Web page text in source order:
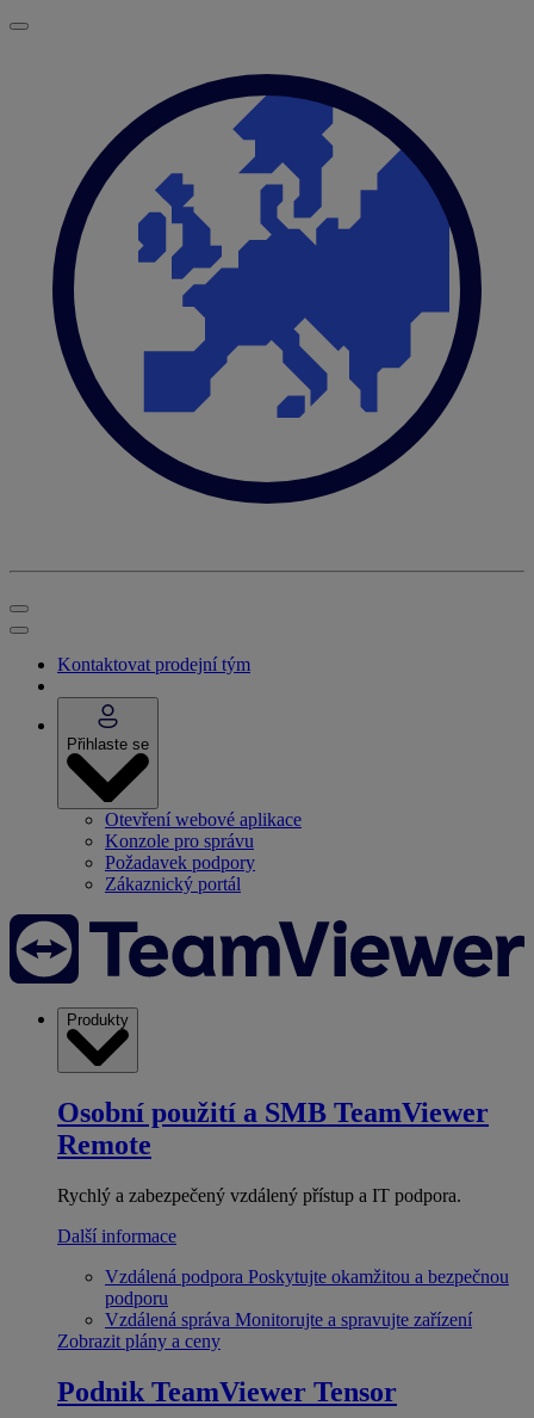
Kontaktovat prodejní tým
Přihlaste se
Otevření webové aplikace
Konzole pro správu
Požadavek podpory
Zákaznický portál
Produkty
Osobní použití a SMB TeamViewer
Remote
Rychlý a zabezpečený vzdálený přístup a IT podpora.
Další informace
Vzdálená podpora Poskytujte okamžitou a bezpečnou
podporu
Vzdálená správa Monitorujte a spravujte zařízení
Zobrazit plány a ceny
Podnik TeamViewer Tensor